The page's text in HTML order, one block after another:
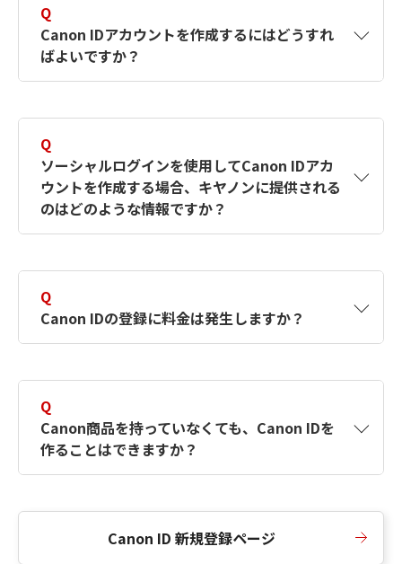
Q
Canon IDアカウントを作成するにはどうすれ
ばよいですか？
す。詳しい作成方法は【カメラ】Canon IDとは
何ですか？Canon IDの作成方法は？をご確認く
ださい。
Q
ソーシャルログインを使用してCanon IDアカ
ウントを作成する場合、キヤノンに提供される
のはどのような情報ですか？
択したサービスから取得します。アカウントを
簡単に作成できるように、この情報を使用して
Canon IDの登録フォームを入力します。
Q
Canon IDの登録に料金は発生しますか？
Q
Canon商品を持っていなくても、Canon IDを
作ることはできますか？
Canon ID 新規登録ページ